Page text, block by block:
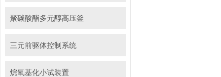
聚碳酸酯多元醇高压釜
三元前驱体控制系统
烷氧基化小试装置